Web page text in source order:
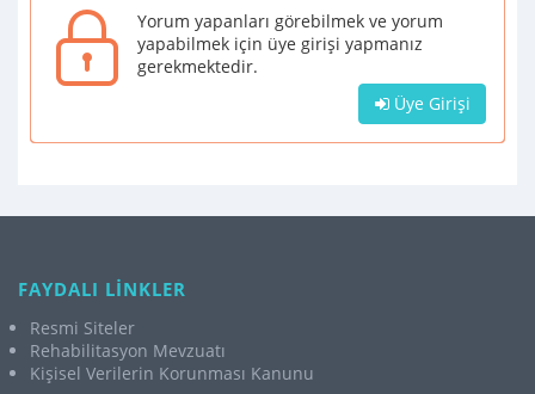
Yorum yapanları görebilmek ve yorum
yapabilmek için üye girişi yapmanız
gerekmektedir.
Üye Girişi
FAYDALI LİNKLER
Resmi Siteler
Rehabilitasyon Mevzuatı
Kişisel Verilerin Korunması Kanunu